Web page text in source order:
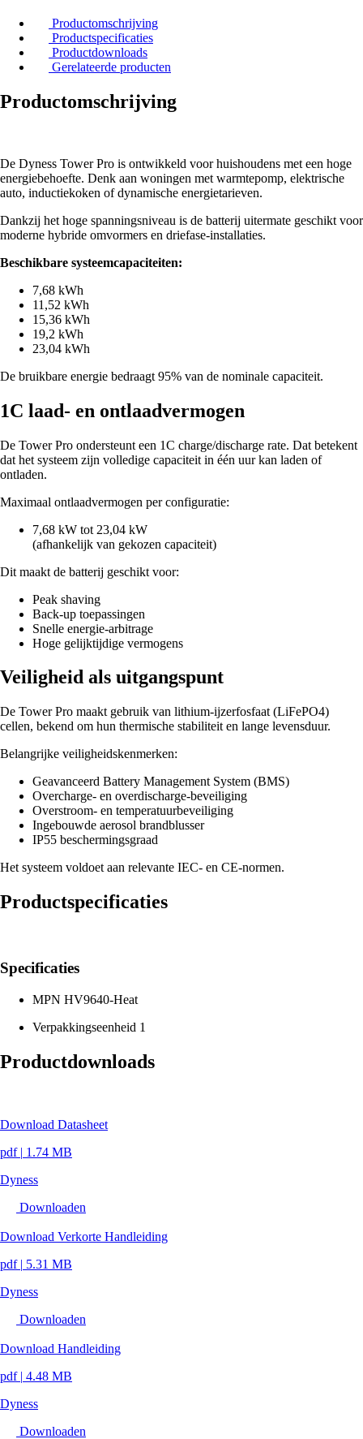
Productomschrijving
Productspecificaties
Productdownloads
Gerelateerde producten
Productomschrijving
De Dyness Tower Pro is ontwikkeld voor huishoudens met een hoge
energiebehoefte. Denk aan woningen met warmtepomp, elektrische
auto, inductiekoken of dynamische energietarieven.
Dankzij het hoge spanningsniveau is de batterij uitermate geschikt voor
moderne hybride omvormers en driefase-installaties.
Beschikbare systeemcapaciteiten:
7,68 kWh
11,52 kWh
15,36 kWh
19,2 kWh
23,04 kWh
De bruikbare energie bedraagt 95% van de nominale capaciteit.
1C laad- en ontlaadvermogen
De Tower Pro ondersteunt een 1C charge/discharge rate. Dat betekent
dat het systeem zijn volledige capaciteit in één uur kan laden of
ontladen.
Maximaal ontlaadvermogen per configuratie:
7,68 kW tot 23,04 kW
(afhankelijk van gekozen capaciteit)
Dit maakt de batterij geschikt voor:
Peak shaving
Back-up toepassingen
Snelle energie-arbitrage
Hoge gelijktijdige vermogens
Veiligheid als uitgangspunt
De Tower Pro maakt gebruik van lithium-ijzerfosfaat (LiFePO4)
cellen, bekend om hun thermische stabiliteit en lange levensduur.
Belangrijke veiligheidskenmerken:
Geavanceerd Battery Management System (BMS)
Overcharge- en overdischarge-beveiliging
Overstroom- en temperatuurbeveiliging
Ingebouwde aerosol brandblusser
IP55 beschermingsgraad
Het systeem voldoet aan relevante IEC- en CE-normen.
Productspecificaties
Specificaties
MPN HV9640-Heat
Verpakkingseenheid 1
Productdownloads
Download Datasheet
pdf | 1.74 MB
Dyness
Downloaden
Download Verkorte Handleiding
pdf | 5.31 MB
Dyness
Downloaden
Download Handleiding
pdf | 4.48 MB
Dyness
Downloaden